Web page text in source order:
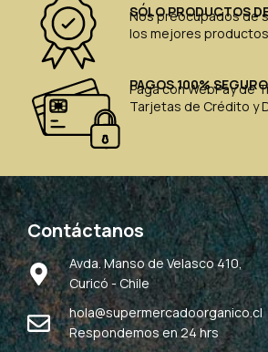
SÓLO PRODUCTOS
Nos preocupados de
los mejores
PAGOS 100%
Paga con WebPay de
Tarjetas de Crédito y
Contáctanos
Avda. Manso de Velasco 410,
Curicó - Chile
hola@supermercadoorganico.cl
Respondemos en 24 hrs